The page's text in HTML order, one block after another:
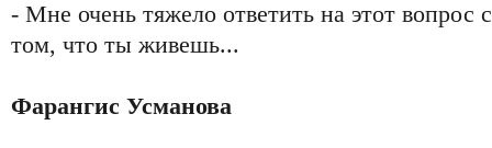
- Мне очень тяжело ответить на этот
том, что ты живешь...
Фарангис Усманова